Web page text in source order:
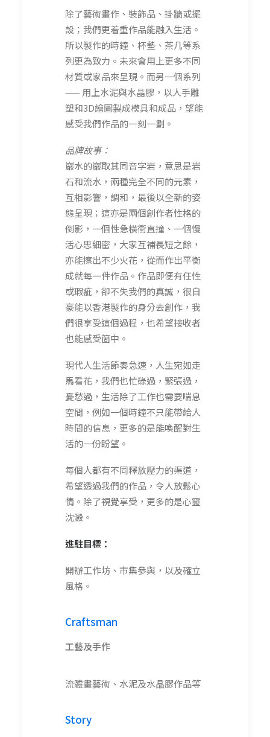
除了藝術畫作、裝飾品、掛牆或擺
設；我們更着重作品能融入生活。
所以製作的時鐘、杯墊、茶几等系
列更為致力。未來會用上更多不同
材質或家品來呈現。而另一個系列
—— 用上水泥與水晶膠，以人手雕
塑和3D繪圖製成模具和成品，望能
感受我們作品的一刻一劃。
品牌故事：
巖水的巖取其同音字岩，意思是岩
石和流水，兩種完全不同的元素，
互相影響，調和，最後以全新的姿
態呈現；這亦是兩個創作者性格的
倒影，一個性急橫衝直撞、一個慢
活心思細密，大家互補長短之餘，
亦能擦出不少火花，從而作出平衡
成就每一件作品。作品即便有任性
或瑕疵，卻不失我們的真誠，很自
豪能以香港製作的身分去創作，我
們很享受這個過程，也希望接收者
也能感受箇中。
現代人生活節奏急速，人生宛如走
馬看花，我們也忙碌過，緊張過，
憂愁過，生活除了工作也需要喘息
空間，例如一個時鐘不只能帶給人
時間的信息，更多的是能喚醒對生
活的一份盼望。
每個人都有不同釋放壓力的渠道，
希望透過我們的作品，令人放鬆心
情。除了視覺享受，更多的是心靈
沈澱。
進駐目標：
開辦工作坊、市集參與，以及確立
風格。
Craftsman
工藝及手作
流體畫藝術、水泥及水晶膠作品等
Story